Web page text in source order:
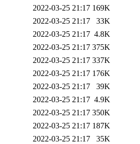
2022-03-25 21:17 169K
2022-03-25 21:17
33K
2022-03-25 21:17 4.8K
2022-03-25 21:17 375K
2022-03-25 21:17 337K
2022-03-25 21:17 176K
2022-03-25 21:17
39K
2022-03-25 21:17 4.9K
2022-03-25 21:17 350K
2022-03-25 21:17 187K
2022-03-25 21:17
35K